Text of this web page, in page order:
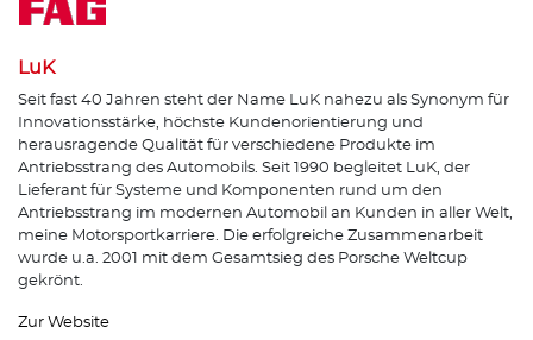
LuK
Seit fast 40 Jahren steht der Name LuK nahezu als Synonym für
Innovationsstärke, höchste Kundenorientierung und
herausragende Qualität für verschiedene Produkte im
Antriebsstrang des Automobils. Seit 1990 begleitet LuK, der
Lieferant für Systeme und Komponenten rund um den
Antriebsstrang im modernen Automobil an Kunden in aller Welt,
meine Motorsportkarriere. Die erfolgreiche Zusammenarbeit
wurde u.a. 2001 mit dem Gesamtsieg des Porsche Weltcup
gekrönt.
Zur Website